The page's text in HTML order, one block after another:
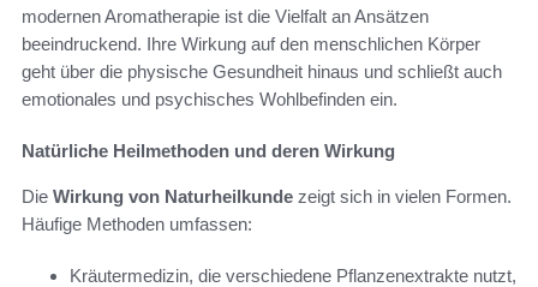
modernen Aromatherapie ist die Vielfalt an Ansätzen
beeindruckend. Ihre Wirkung auf den menschlichen Körper
geht über die physische Gesundheit hinaus und schließt auch
emotionales und psychisches Wohlbefinden ein.
Natürliche Heilmethoden und deren Wirkung
Die Wirkung von Naturheilkunde zeigt sich in vielen Formen.
Häufige Methoden umfassen:
Kräutermedizin, die verschiedene Pflanzenextrakte nutzt,